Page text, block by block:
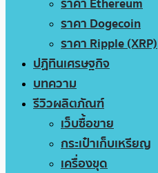
ราคา Dogecoin
ราคา Ripple (XRP)
ปฏิทินเศรษฐกิจ
บทความ
รีวิวผลิตภัณฑ์
เว็บซื้อขาย
กระเป๋าเก็บเหรียญ
เครื่องขุด